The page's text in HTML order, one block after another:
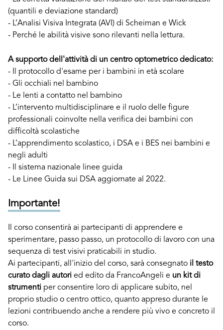
(quantili e deviazione standard)
- L’Analisi Visiva Integrata (AVI) di Scheiman e Wick
- Perché le abilità visive sono rilevanti nella lettura.
A supporto dell'attività di un centro optometrico dedicato:
- Il protocollo d'esame per i bambini in età scolare
- Gli occhiali nel bambino
- Le lenti a contatto nel bambino
- L’intervento multidisciplinare e il ruolo delle figure
professionali coinvolte nella verifica dei bambini con
difficoltà scolastiche
- L’apprendimento scolastico, i DSA e i BES nei bambini e
negli adulti
- Il sistema nazionale linee guida
- Le Linee Guida sui DSA aggiornate al 2022.
Importante!
Il corso consentirà ai partecipanti di apprendere e
sperimentare, passo passo, un protocollo di lavoro con una
sequenza di test visivi praticabili in studio.
Ai partecipanti, all'inizio del corso, sarà consegnato il testo
curato dagli autori ed edito da FrancoAngeli e un kit di
strumenti per consentire loro di applicare subito, nel
proprio studio o centro ottico, quanto appreso durante le
lezioni contribuendo anche a rendere più vivo e concreto il
corso.